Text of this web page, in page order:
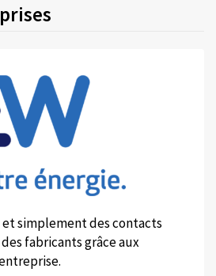
simplement des contacts
fabricants grâce aux